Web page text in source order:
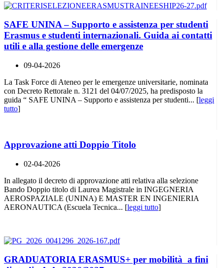
SAFE UNINA – Supporto e assistenza per studenti
Erasmus e studenti internazionali. Guida ai contatti
utili e alla gestione delle emergenze
09-04-2026
La Task Force di Ateneo per le emergenze universitarie, nominata
con Decreto Rettorale n. 3121 del 04/07/2025, ha predisposto la
guida “ SAFE UNINA – Supporto e assistenza per studenti... [leggi
tutto]
Approvazione atti Doppio Titolo
02-04-2026
In allegato il decreto di approvazione atti relativa alla selezione
Bando Doppio titolo di Laurea Magistrale in INGEGNERIA
AEROSPAZIALE (UNINA) E MASTER EN INGENIERIA
AERONAUTICA (Escuela Tecnica... [leggi tutto]
GRADUATORIA ERASMUS+ per mobilità a fini